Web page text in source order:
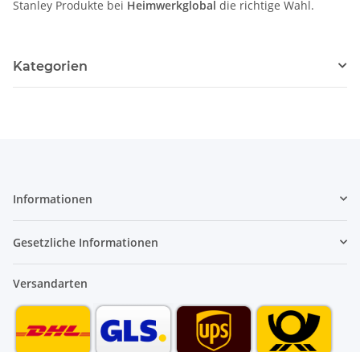
Stanley Produkte bei Heimwerkglobal die richtige Wahl.
Kategorien
Informationen
Gesetzliche Informationen
Versandarten